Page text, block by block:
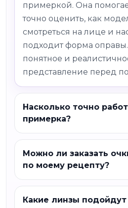
примеркой. Она
точно оценить, как
смотреться на лице и
подходит форма оправы.
понятное и
представление перед
Насколько точно
примерка?
Можно ли заказать
по моему рецепту?
Какие линзы подойдут